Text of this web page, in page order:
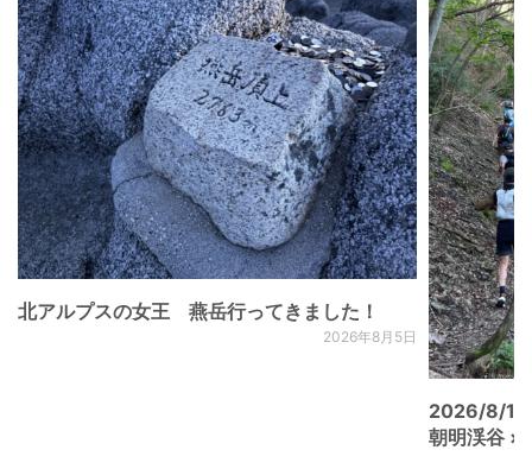
北アルプスの女王 燕岳行ってきました！
2026年8月5日
2026/8/
朝明渓谷 ×